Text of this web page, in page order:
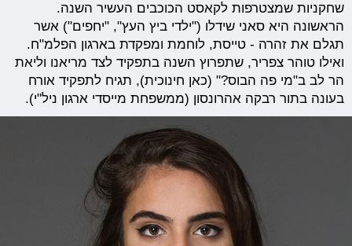
שחקניות שמצטרפות לקאסט הכוכבים העשיר השנה.
הראשונה היא סאני שידלו ("ילדי ביץ העץ", "יחפים") אשר
תגלם את זהרה - טייסת, לוחמת ומפקדת בארגון הפלמ"ח.
ואילו טוהר צפריר, שתפרוץ השנה בתפקיד לצד מריאנו וליאת
הר לב ב"מי פה הבוס?" (כאן חינוכית), תגיח לתפקיד אורח
בעונה בתור רבקה אהרונסון (ממשפחת מייסדי ארגון ניל"י).